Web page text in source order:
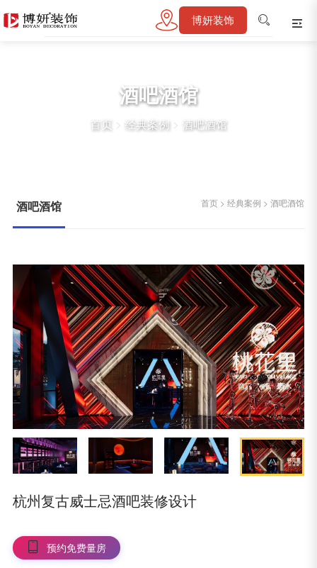
博妍装饰
酒吧酒馆
首页 > 经典案例> 酒吧酒馆
酒吧酒馆 首页 >经典案例 >酒吧酒馆
杭州复古威士忌酒吧装修设计
预约免费量房